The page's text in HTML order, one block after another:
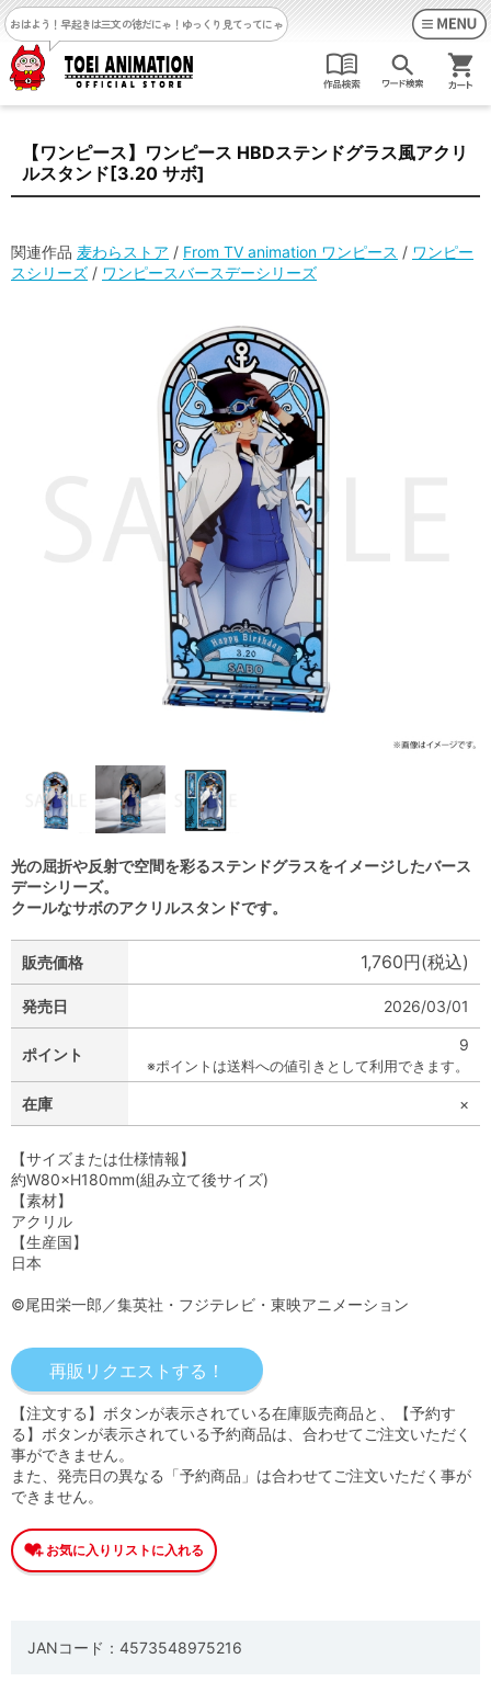
おはよう！早起きは三文の徳だにゃ！ ゆっくり見てってにゃ
【ワンピース】ワンピース HBDステンドグラス風アクリ
ルスタンド[3.20 サボ]
関連作品 麦わらストア / From TV animation ワンピース / ワンピー
スシリーズ / ワンピースバースデーシリーズ
光の屈折や反射で空間を彩るステンドグラスをイメージしたバース
デーシリーズ。
クールなサボのアクリルスタンドです。
販売価格 1,760円(税込)
発売日 2026/03/01
ポイント
9
※ポイントは送料への値引きとして利用できます。
在庫 ×
【サイズまたは仕様情報】
約W80×H180mm(組み立て後サイズ)
【素材】
アクリル
【生産国】
日本
©尾田栄一郎／集英社・フジテレビ・東映アニメーション
【注文する】ボタンが表示されている在庫販売商品と、【予約す
る】ボタンが表示されている予約商品は、合わせてご注文いただく
事ができません。
また、発売日の異なる「予約商品」は合わせてご注文いただく事が
できません。
JANコード：4573548975216